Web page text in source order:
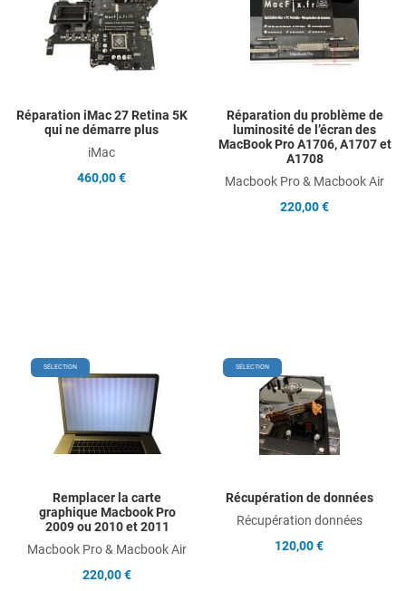
Add to Compare
Quick View
Réparation iMac 27 Retina 5K
qui ne démarre plus
iMac
460,00 €
Réparation du problème de
luminosité de l’écran des
MacBook Pro A1706, A1707 et
A1708
Macbook Pro & Macbook Air
220,00 €
SÉLECTION Add to Wishlist
Add to Compare
Remplacer la carte
graphique Macbook Pro
2009 ou 2010 et 2011
Macbook Pro & Macbook Air
220,00 €
SÉLECTION
Récupération de données
Récupération données
120,00 €